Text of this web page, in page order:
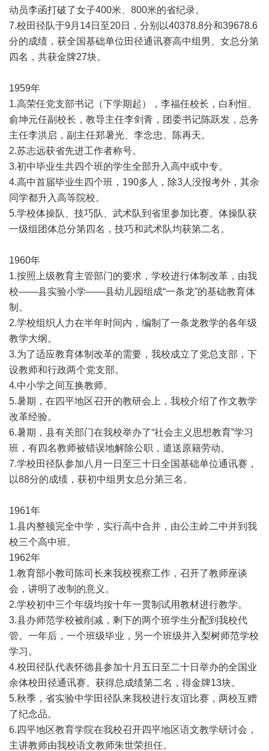
动员李函打破了女子400米、800米的省纪录。
7.校田径队于9月14日至20日，分别以40378.8分和39678.6
分的成绩，获全国基础单位田径通讯赛高中组男、女总分第
四名，共获金牌27块。
1959年
1.高荣任党支部书记（下学期起），李福任校长，白利恒、
俞坤元任副校长，教导主任李剑青，团委书记陈跃发，总务
主任李洪启，副主任郑暑光、李念忠、陈再天。
2.苏志远获省先进工作者称号。
3.初中毕业生共四个班的学生全部升入高中或中专。
4.高中首届毕业生四个班，190多人，除3人没报考外，其余
同学都升入高等院校。
5.学校体操队、技巧队、武术队到省里参加比赛。体操队获
一级组团体总分第四名，技巧和武术队均获第二名。
1960年
1.按照上级教育主管部门的要求，学校进行体制改革，由我
校——县实验小学——县幼儿园组成“一条龙”的基础教育体
制。
2.学校组织人力在半年时间内，编制了一条龙教学的各年级
教学大纲。
3.为了适应教育体制改革的需要，我校成立了党总支部，下
设教师和行政两个党支部。
4.中小学之间互换教师。
5.暑期，在四平地区召开的教研会上，我校介绍了作文教学
改革经验。
6.暑期，县有关部门在我校举办了“社会主义思想教育”学习
班，有四名教师被错误地解除公职，遣送原籍劳动。
7.学校田径队参加八月一日至三十日全国基础单位通讯赛，
以88分的成绩，获初中组男女总分第三名。
1961年
1.县内整顿完全中学，实行高中合并，由公主岭二中并到我
校三个高中班。
1962年
1.教育部小教司陈司长来我校视察工作，召开了教师座谈
会，讲明了改制的意义。
2.学校初中三个年级均按十年一贯制试用教材进行教学。
3.县办师范学校被削减，剩下的两个班学生分配到我校代
管。一年后，一个班级毕业，另一个班级并入梨树师范学校
学习。
4.校田径队代表怀德县参加十月五日至二十日举办的全国业
余体校田径通讯赛。获得总成绩第二名，得金牌13块。
5.秋季，省实验中学田径队来我校进行友谊比赛，两校互赠
了纪念品。
6.四平地区教育学院在我校召开四平地区语文教学研讨会，
主讲教师由我校语文教师朱世荣担任。